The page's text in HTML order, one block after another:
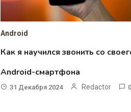
Android
Как я научился звонить со
Android-смартфона
31 Декабря 2024 Redactor